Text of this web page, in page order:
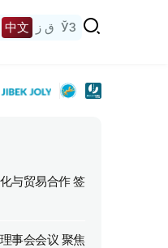
中文 ق ز ЎЗ
与贸易合作 签
事会会议 聚焦